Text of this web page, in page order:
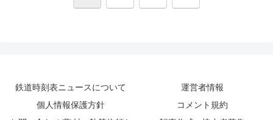
鉄道時刻表ニュースについて
運営者情報
個人情報保護方針
コメント規約